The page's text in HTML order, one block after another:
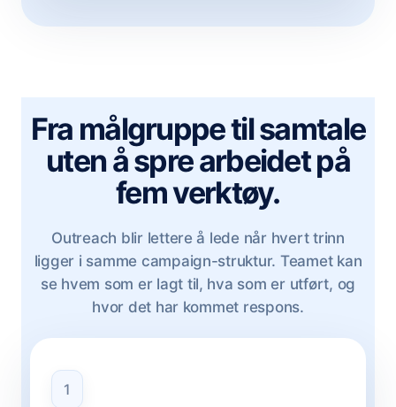
Fra målgruppe til samtale
uten å spre arbeidet på
fem verktøy.
Outreach blir lettere å lede når hvert trinn
ligger i samme campaign-struktur. Teamet kan
se hvem som er lagt til, hva som er utført, og
hvor det har kommet respons.
1